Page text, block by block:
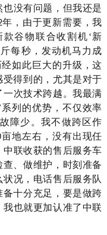
没有问题，但我还是
年，由于更新需要，我
谷物联合收割机‘新
每秒，发动机马力成
经如此巨大的升级 ，这
受得到的， 尤其是对于
次技术跨越。我最满
’系列的优势，不仅效率
障少。 我不做跨区作
亩地左右，没有出现任
联收获的售后服务车
查、做维护，时刻准备
状况，电话售后服务队
备十分充足，要是做跨
也就更加认准了中联